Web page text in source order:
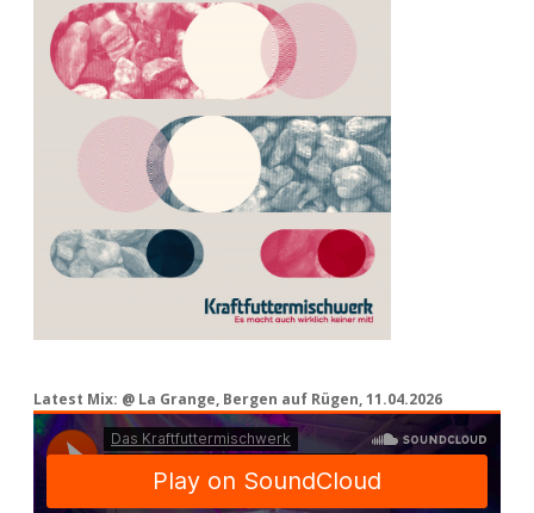
Latest Mix: @ La Grange, Bergen auf Rügen, 11.04.2026